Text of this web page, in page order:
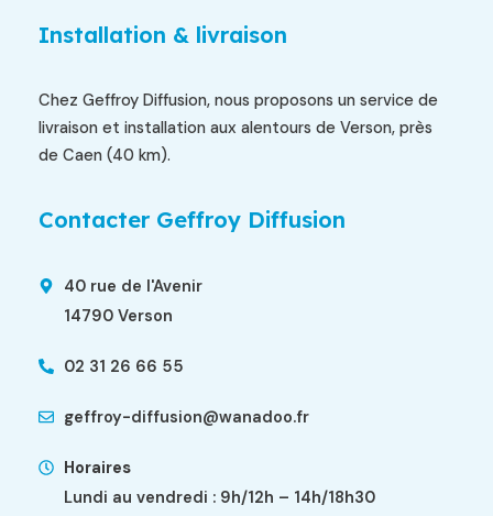
Installation & livraison
Chez Geffroy Diffusion, nous proposons un service de
livraison et installation aux alentours de Verson, près
de Caen (40 km).
Contacter Geffroy Diffusion
40 rue de l'Avenir
14790 Verson
02 31 26 66 55
geffroy-diffusion@wanadoo.fr
Horaires
Lundi au vendredi : 9h/12h – 14h/18h30